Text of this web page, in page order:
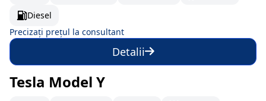
Diesel
Precizați prețul la consultant
Detalii
La comandă
Tesla Model Y